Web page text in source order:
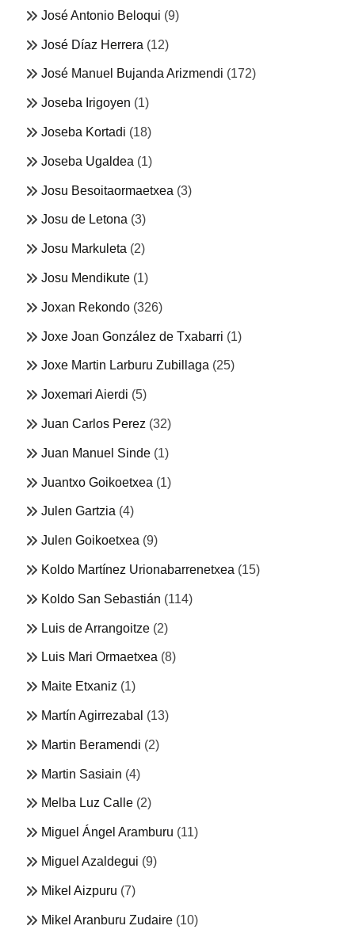
José Antonio Beloqui (9)
José Díaz Herrera (12)
José Manuel Bujanda Arizmendi (172)
Joseba Irigoyen (1)
Joseba Kortadi (18)
Joseba Ugaldea (1)
Josu Besoitaormaetxea (3)
Josu de Letona (3)
Josu Markuleta (2)
Josu Mendikute (1)
Joxan Rekondo (326)
Joxe Joan González de Txabarri (1)
Joxe Martin Larburu Zubillaga (25)
Joxemari Aierdi (5)
Juan Carlos Perez (32)
Juan Manuel Sinde (1)
Juantxo Goikoetxea (1)
Julen Gartzia (4)
Julen Goikoetxea (9)
Koldo Martínez Urionabarrenetxea (15)
Koldo San Sebastián (114)
Luis de Arrangoitze (2)
Luis Mari Ormaetxea (8)
Maite Etxaniz (1)
Martín Agirrezabal (13)
Martin Beramendi (2)
Martin Sasiain (4)
Melba Luz Calle (2)
Miguel Ángel Aramburu (11)
Miguel Azaldegui (9)
Mikel Aizpuru (7)
Mikel Aranburu Zudaire (10)